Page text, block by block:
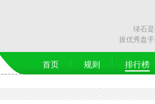
绿石是一
拔优秀盘
首页 规则 排行榜